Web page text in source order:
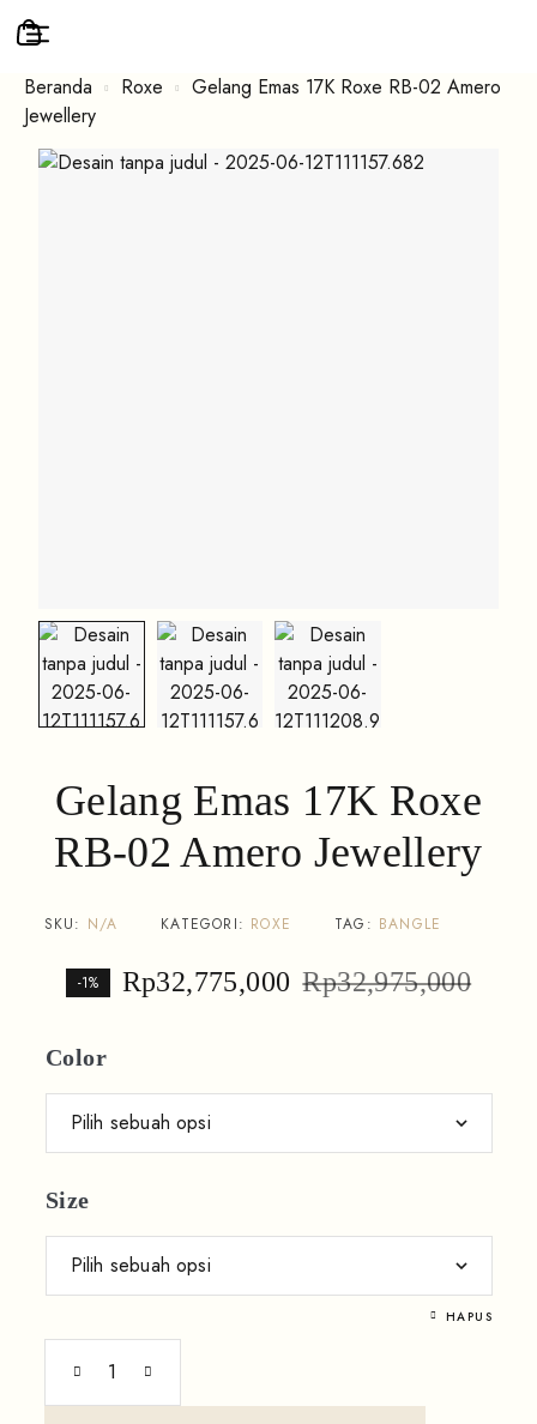
Beranda Roxe
Gelang Emas 17K Roxe RB-02 Amero
Jewellery
Gelang Emas 17K Roxe
RB-02 Amero Jewellery
SKU: N/A KATEGORI: ROXE TAG: BANGLE
-1% Rp32,975,000
Rp32,775,000
Color
Size
HAPUS